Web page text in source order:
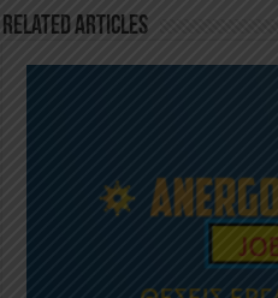
k
Related Articles